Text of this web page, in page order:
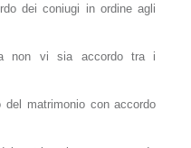
dei coniugi in ordine agli
non vi sia accordo tra i
matrimonio con accordo